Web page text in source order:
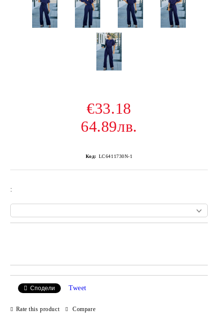
€33.18
64.89лв.
Код: LC6411730N-1
:
Сподели Tweet
Rate this product Compare